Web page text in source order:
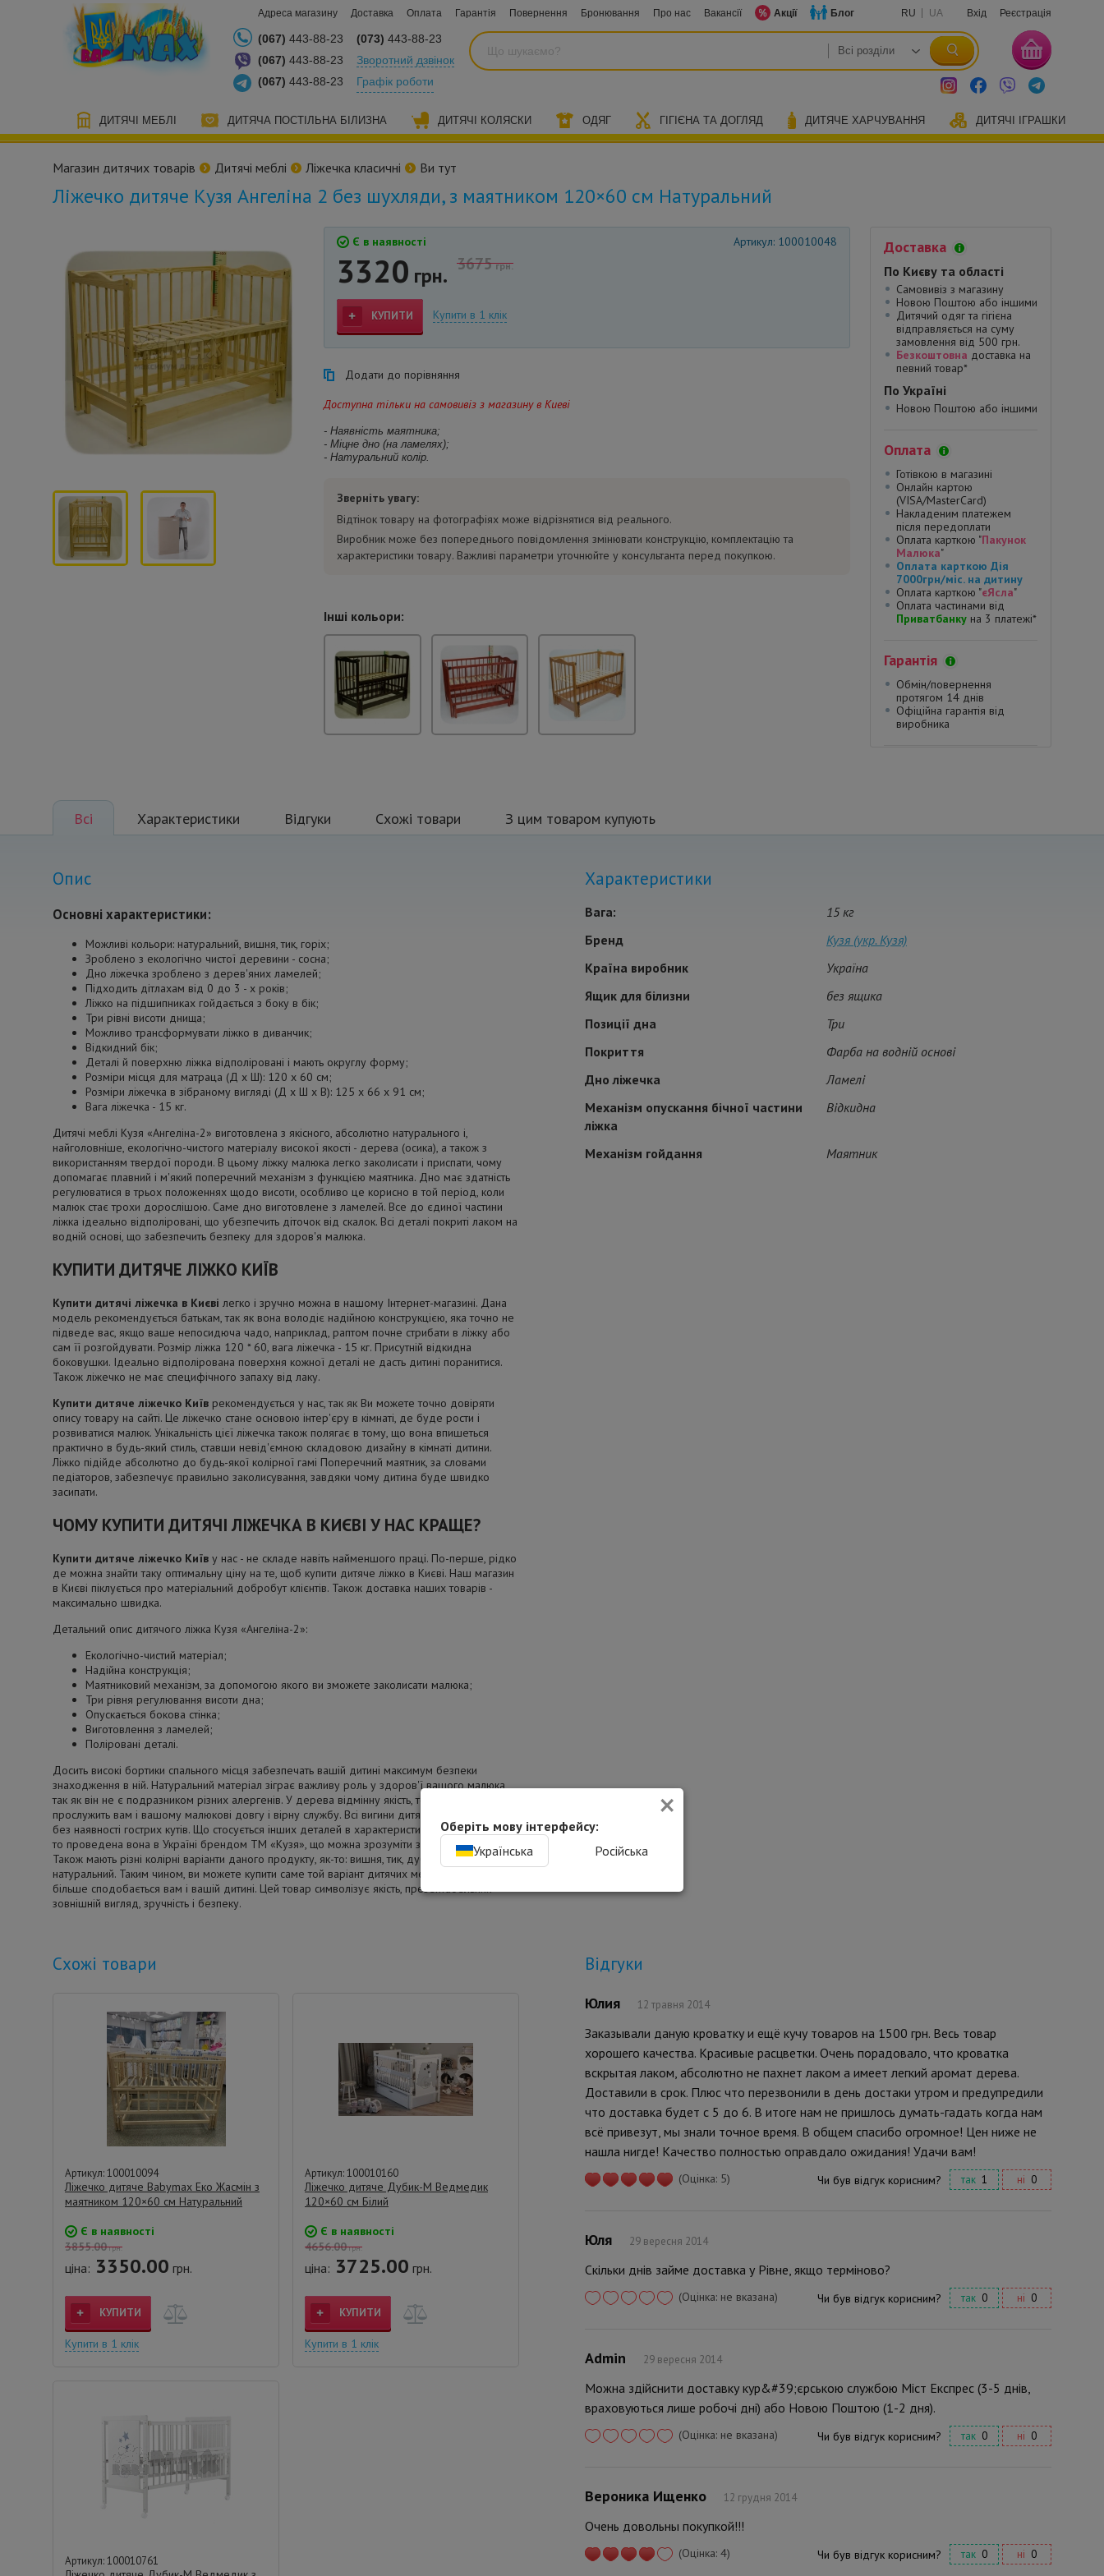
Адреса магазину Доставка Оплата Гарантія Повернення Бронювання Про нас Вакансії Акції Блог RU UA Вхід Реєстрація
(067) 443-88-23
(067) 443-88-23
(067) 443-88-23
(073) 443-88-23
Зворотний дзвінок
Графік роботи
ДИТЯЧІ МЕБЛІ ДИТЯЧА ПОСТІЛЬНА БІЛИЗНА ДИТЯЧІ КОЛЯСКИ ОДЯГ ГІГІЄНА ТА ДОГЛЯД ДИТЯЧЕ ХАРЧУВАННЯ ДИТЯЧІ ІГРАШКИ
Магазин дитячих товарів Дитячі меблі Ліжечка класичні Ви тут
Ліжечко дитяче Кузя Ангеліна 2 без шухляди, з маятником 120×60 см Натуральний
Є в наявності Артикул: 100010048
3675грн.
3320 грн.
КУПИТИ Купити в 1 клік
Додати до порівняння
Доступна тільки на самовивіз з магазину в Киеві
- Наявність маятника;
- Міцне дно (на ламелях);
- Натуральний колір.
Зверніть увагу:
Відтінок товару на фотографіях може відрізнятися від реального.
Виробник може без попереднього повідомлення змінювати конструкцію, комплектацію та
характеристики товару. Важливі параметри уточнюйте у консультанта перед покупкою.
Інші кольори:
Доставка
По Києву та області
Самовивіз з магазину
Новою Поштою або іншими
Дитячий одяг та гігієна
відправляється на суму
замовлення від 500 грн.
Безкоштовна доставка на
певний товар*
По Україні
Новою Поштою або іншими
Оплата
Готівкою в магазині
Онлайн картою
(VISA/MasterCard)
Накладеним платежем
після передоплати
Оплата карткою "Пакунок
Малюка"
Оплата карткою Дія
7000грн/міс. на дитину
Оплата карткою "єЯсла"
Оплата частинами від
Приватбанку на 3 платежі*
Гарантія
Обмін/повернення
протягом 14 днів
Офіційна гарантія від
виробника
Всі Характеристики Відгуки Схожі товари З цим товаром купують
Опис
Основні характеристики:
Можливі кольори: натуральний, вишня, тик, горіх;
Зроблено з екологічно чистої деревини - сосна;
Дно ліжечка зроблено з дерев'яних ламелей;
Підходить дітлахам від 0 до 3 - х років;
Ліжко на підшипниках гойдається з боку в бік;
Три рівні висоти днища;
Можливо трансформувати ліжко в диванчик;
Відкидний бік;
Деталі й поверхню ліжка відполіровані і мають округлу форму;
Розміри місця для матраца (Д х Ш): 120 x 60 см;
Розміри ліжечка в зібраному вигляді (Д х Ш х В): 125 x 66 x 91 см;
Вага ліжечка - 15 кг.
Дитячі меблі Кузя «Ангеліна-2» виготовлена ​​з якісного, абсолютно натурального і,
найголовніше, екологічно-чистого матеріалу високої якості - дерева (осика), а також з
використанням твердої породи. В цьому ліжку малюка легко заколисати і приспати, чому
допомагає плавний і м'який поперечний механізм з функцією маятника. Дно має здатність
регулюватися в трьох положеннях щодо висоти, особливо це корисно в той період, коли
малюк стає трохи дорослішою. Саме дно виготовлене з ламелей. Все до єдиної частини
ліжка ідеально відполіровані, що убезпечить діточок від скалок. Всі деталі покриті лаком на
водній основі, що забезпечить безпеку для здоров'я малюка.
КУПИТИ ДИТЯЧЕ ЛІЖКО КИЇВ
Купити дитячі ліжечка в Києві легко і зручно можна в нашому Інтернет-магазині. Дана
модель рекомендується батькам, так як вона володіє надійною конструкцією, яка точно не
підведе вас, якщо ваше непосидюча чадо, наприклад, раптом почне стрибати в ліжку або
сам її розгойдувати. Розмір ліжка 120 * 60, вага ліжечка - 15 кг. Присутній відкидна
боковушки. Ідеально відполірована поверхня кожної деталі не дасть дитині поранитися.
Також ліжечко не має специфічного запаху від лаку.
Купити дитяче ліжечко Київ рекомендується у нас, так як Ви можете точно довіряти
опису товару на сайті. Це ліжечко стане основою інтер'єру в кімнаті, де буде рости і
розвиватися малюк. Унікальність цієї ліжечка також полягає в тому, що вона впишеться
практично в будь-який стиль, ставши невід'ємною складовою дизайну в кімнаті дитини.
Ліжко підійде абсолютно до будь-якої колірної гамі Поперечний маятник, за словами
педіаторов, забезпечує правильно заколисування, завдяки чому дитина буде швидко
засипати.
ЧОМУ КУПИТИ ДИТЯЧІ ЛІЖЕЧКА В КИЄВІ У НАС КРАЩЕ?
Купити дитяче ліжечко Київ у нас - не складе навіть найменшого праці. По-перше, рідко
де можна знайти таку оптимальну ціну на те, щоб купити дитяче ліжко в Києві. Наш магазин
в Києві піклується про матеріальний добробут клієнтів. Також доставка наших товарів -
максимально швидка.
Детальний опис дитячого ліжка Кузя «Ангеліна-2»:
Екологічно-чистий матеріал;
Надійна конструкція;
Маятниковий механізм, за допомогою якого ви зможете заколисати малюка;
Три рівня регулювання висоти дна;
Опускається бокова стінка;
Виготовлення з ламелей;
Поліровані деталі.
Досить високі бортики спального місця забезпечать вашій дитині максимум безпеки
знаходження в ній. Натуральний матеріал зіграє важливу роль у здоров'ї вашого малюка,
так як він не є подразником різних алергенів. У дерева відмінну якість, тому ліжко
прослужить вам і вашому малюкові довгу і вірну службу. Всі вигини дитячих меблів плавні,
без наявності гострих кутів. Що стосується інших деталей в характеристиці дитячого ліжка,
то проведена вона в Україні брендом ТМ «Кузя», що можна зрозуміти з назви товару.
Також мають різні колірні варіанти даного продукту, як-то: вишня, тик, дуб або звичайний
натуральний. Таким чином, ви можете купити саме той варіант дитячих меблів в Києві, яка
більше сподобається вам і вашій дитині. Цей товар символізує якість, презентабельний
зовнішній вигляд, зручність і безпеку.
Характеристики
Вага:
15 кг
Бренд
Кузя (укр. Кузя)
Країна виробник
Україна
Ящик для білизни
без ящика
Позиції дна
Три
Покриття
Фарба на водній основі
Дно ліжечка
Ламелі
Механізм опускання бічної частини
ліжка
Відкидна
Механізм гойдання Маятник
Схожі товари
Артикул: 100010094
Ліжечко дитяче Babymax Еко Жасмін з
маятником 120×60 см Натуральний
Є в наявності
3855.00грн.
ціна: 3350.00 грн.
КУПИТИ
Купити в 1 клік
Артикул: 100010160
Ліжечко дитяче Дубик-М Ведмедик
120×60 см Білий
Є в наявності
4656.00грн.
ціна: 3725.00 грн.
КУПИТИ
Купити в 1 клік
Артикул: 100010761
Відгуки
Юлия 12 травня 2014
Заказывали даную кроватку и ещё кучу товаров на 1500 грн. Весь товар
хорошего качества. Красивые расцветки. Очень порадовало, что кроватка
вскрытая лаком, абсолютно не пахнет лаком а имеет легкий аромат дерева.
Доставили в срок. Плюс что перезвонили в день достаки утром и предупредили
что доставка будет с 5 до 6. В итоге нам не пришлось думать-гадать когда нам
всё привезут, мы знали точное время. В общем спасибо огромное! Цен ниже не
нашла нигде! Качество полностью оправдало ожидания! Удачи вам!
(Оцінка: 5) Чи був відгук корисним? так 1 ні 0
Юля 29 вересня 2014
Скільки днів займе доставка у Рівне, якщо терміново?
(Оцінка: не вказана) Чи був відгук корисним? так 0 ні 0
Admin 29 вересня 2014
Можна здійснити доставку кур&#39;єрською службою Міст Експрес (3-5 днів,
враховуються лише робочі дні) або Новою Поштою (1-2 дня).
(Оцінка: не вказана) Чи був відгук корисним? так 0 ні 0
Вероника Ищенко 12 грудня 2014
Очень довольны покупкой!!!
(Оцінка: 4) Чи був відгук корисним? так 0 ні 0
×
Оберіть мову інтерфейсу:
Українська
Російська